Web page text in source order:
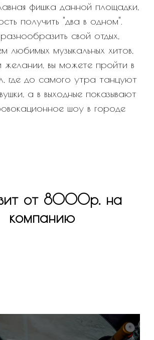
фишка данной площадки,
получить "два в одном".
свой отдых,
любимых музыкальных хитов,
желании, вы можете пройти в
где до самого утра танцуют
а в выходные показывают
шоу в городе
от 8000р. на
компанию